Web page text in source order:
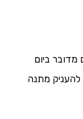
ביום
להעניק מתנה